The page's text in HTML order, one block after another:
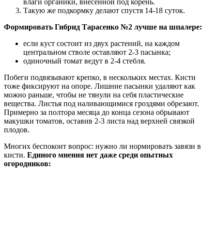
Такую же подкормку делают спустя 14-18 суток.
Формировать Гибрид Тарасенко №2 лучше на шпалере:
если куст состоит из двух растений, на каждом
центральном стволе оставляют 2-3 пасынка;
одиночный томат ведут в 2-4 стебля.
Побеги подвязывают крепко, в нескольких местах. Кисти
тоже фиксируют на опоре. Лишние пасынки удаляют как
можно раньше, чтобы не тянули на себя пластические
вещества. Листья под наливающимися гроздями обрезают.
Примерно за полтора месяца до конца сезона обрывают
макушки томатов, оставив 2-3 листа над верхней связкой
плодов.
Многих беспокоит вопрос: нужно ли нормировать завязи в
кисти. Единого мнения нет даже среди опытных
огородников: